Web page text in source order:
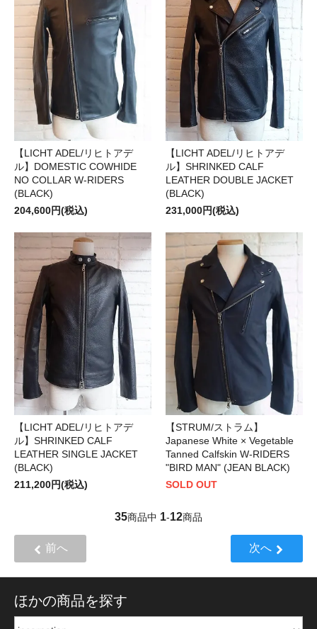
【LICHT ADEL/リヒトアデ
ル】DOMESTIC COWHIDE
NO COLLAR W-RIDERS
(BLACK)
204,600円(税込)
【LICHT ADEL/リヒトアデ
ル】SHRINKED CALF
LEATHER DOUBLE JACKET
(BLACK)
231,000円(税込)
【LICHT ADEL/リヒトアデ
ル】SHRINKED CALF
LEATHER SINGLE JACKET
(BLACK)
211,200円(税込)
【STRUM/ストラム】
Japanese White × Vegetable
Tanned Calfskin W-RIDERS
"BIRD MAN" (JEAN BLACK)
SOLD OUT
35商品中 1-12商品
前へ 次へ
ほかの商品を探す